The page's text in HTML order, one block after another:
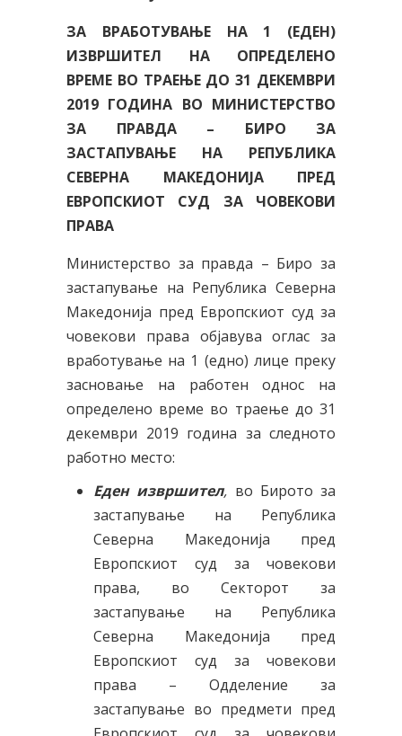
ЗА ВРАБОТУВАЊЕ НА 1 (ЕДЕН)
ИЗВРШИТЕЛ НА ОПРЕДЕЛЕНО
ВРЕМЕ ВО ТРАЕЊЕ ДО 31 ДЕКЕМВРИ
2019 ГОДИНА ВО МИНИСТЕРСТВО
ЗА ПРАВДА – БИРО ЗА
ЗАСТАПУВАЊЕ НА РЕПУБЛИКА
СЕВЕРНА МАКЕДОНИЈА ПРЕД
ЕВРОПСКИОТ СУД ЗА ЧОВЕКОВИ
ПРАВА
Министерство за правда – Биро за
застапување на Република Северна
Македонија пред Европскиот суд за
човекови права објавува оглас за
вработување на 1 (едно) лице преку
засновање на работен однос на
определено време во траење до 31
декември 2019 година за следното
работно место:
Еден извршител, во Бирото за
застапување на Република
Северна Македонија пред
Европскиот суд за човекови
права, во Секторот за
застапување на Република
Северна Македонија пред
Европскиот суд за човекови
права – Одделение за
застапување во предмети пред